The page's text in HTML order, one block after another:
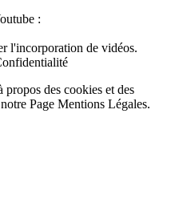
:
l'incorporation de vidéos.
des cookies et des
Page Mentions Légales.